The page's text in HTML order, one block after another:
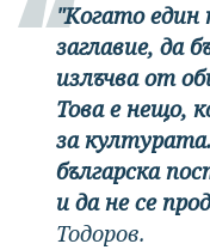
"Когато един
заглавие, да
излъчва от
Това е нещо,
за
българска
и да не се
Тодоров.